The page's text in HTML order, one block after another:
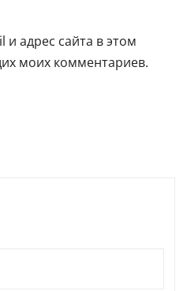
адрес сайта в этом
моих комментариев.